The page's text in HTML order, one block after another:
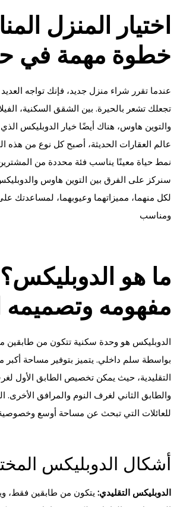
اختيار المنزل
خطوة مهمة في
عندما تقرر شراء منزل جديد، فإنك تواجه
تجعلك تشعر بالحيرة. بين الشقق السكنية،
والتوين هاوس، هناك أيضًا خيار الدوبليكس
عالم العقارات الحديثة، أصبح كل نوع من هذه
نمط حياة معينًا يناسب فئة محددة من
سنركز على الفرق بين التوين هاوس
لكل منهما، مميزاتهما وعيوبهما، لمساعدتك
ومناسب
ما هو الدوبليكس؟
مفهومه وتصميمه
الدوبليكس هو وحدة سكنية تتكون من طابقين
بواسطة سلم داخلي. يتميز بتوفير مساحة أكبر
التقليدية، حيث يمكن تخصيص الطابق الأول
والطابق الثاني لغرف النوم والمرافق
للعائلات التي تبحث عن مساحة أوسع وخصوصية
أشكال الدوبليكس
الدوبليكس التقليدي: يتكون من طابقين فقط،